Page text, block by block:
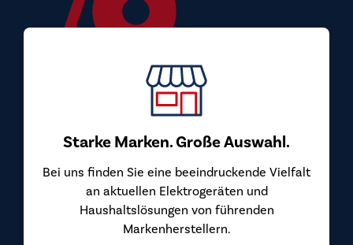
Starke Marken. Große Auswahl.
Bei uns finden Sie eine beeindruckende Vielfalt
an aktuellen Elektrogeräten und
Haushaltslösungen von führenden
Markenherstellern.